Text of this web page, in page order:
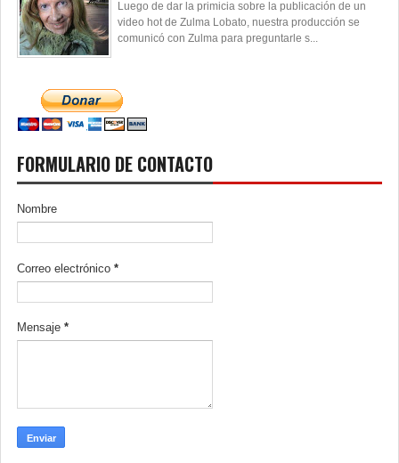
Luego de dar la primicia sobre la publicación de un
video hot de Zulma Lobato, nuestra producción se
comunicó con Zulma para preguntarle s...
FORMULARIO DE CONTACTO
Nombre
Correo electrónico *
Mensaje *